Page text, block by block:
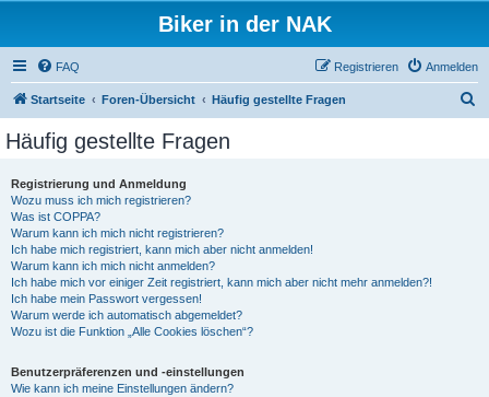
Biker in der NAK
FAQ Anmelden
Registrieren
Startseite Foren-Übersicht Häufig gestellte Fragen
Häufig gestellte Fragen
Registrierung und Anmeldung
Wozu muss ich mich registrieren?
Was ist COPPA?
Warum kann ich mich nicht registrieren?
Ich habe mich registriert, kann mich aber nicht anmelden!
Warum kann ich mich nicht anmelden?
Ich habe mich vor einiger Zeit registriert, kann mich aber nicht mehr anmelden?!
Ich habe mein Passwort vergessen!
Warum werde ich automatisch abgemeldet?
Wozu ist die Funktion „Alle Cookies löschen“?
Benutzerpräferenzen und -einstellungen
Wie kann ich meine Einstellungen ändern?